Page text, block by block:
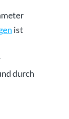
ist
durch